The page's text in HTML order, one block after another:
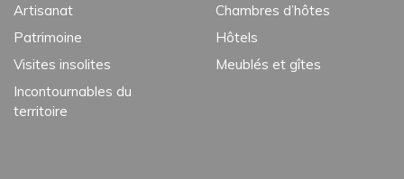
Artisanat
Patrimoine
Visites insolites
Incontournables du
territoire
Chambres d’hôtes
Hôtels
Meublés et gîtes